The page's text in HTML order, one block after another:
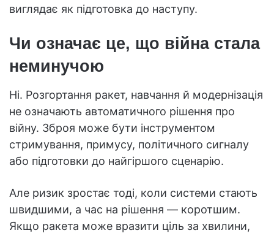
виглядає як підготовка до наступу.
Чи означає це, що війна стала
неминучою
Ні. Розгортання ракет, навчання й модернізація
не означають автоматичного рішення про
війну. Зброя може бути інструментом
стримування, примусу, політичного сигналу
або підготовки до найгіршого сценарію.
Але ризик зростає тоді, коли системи стають
швидшими, а час на рішення — коротшим.
Якщо ракета може вразити ціль за хвилини,